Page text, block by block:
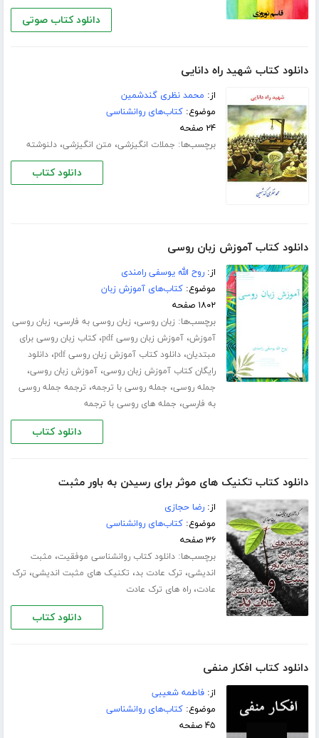
دانلود کتاب صوتی
دانلود کتاب شهید راه دانایی
از: محمد نظری گندشمین
موضوع:کتاب‌های روانشناسی
۲۴ صفحه
برچسب‌ها: جملات انگیزشی، متن انگیزشی،دلنوشته
دانلود کتاب
دانلود کتاب آموزش زبان روسی
از:روح الله یوسفی رامندی
موضوع:کتاب‌های آموزش زبان
۱۸۰۲ صفحه
برچسب‌ها: زبان روسی، زبان روسی به فارسی، زبان روسی
آموزش،آموزش زبان روسی pdf ،کتاب زبان روسی برای
مبتدیان،دانلود کتاب آموزش زبان روسی pdf ،دانلود
رایگان کتاب آموزش زبان روسی،آموزش زبان روسی،
جمله روسی، جمله روسی با ترجمه، ترجمه جمله روسی
به فارسی، جمله های روسی با ترجمه
دانلود کتاب
دانلود کتاب تکنیک های موثر برای رسیدن به باور مثبت
از:رضا حجازی
موضوع:کتاب‌های روانشناسی
۳۶ صفحه
برچسب‌ها:دانلود کتاب روانشناسی موفقیت، مثبت
اندیشی، ترک عادت بد، تکنیک های مثبت اندیشی، ترک
عادت،راه های ترک عادت
دانلود کتاب
دانلود کتاب افکار منفی
از:فاطمه شعیبی
موضوع:کتاب‌های روانشناسی
۴۵ صفحه